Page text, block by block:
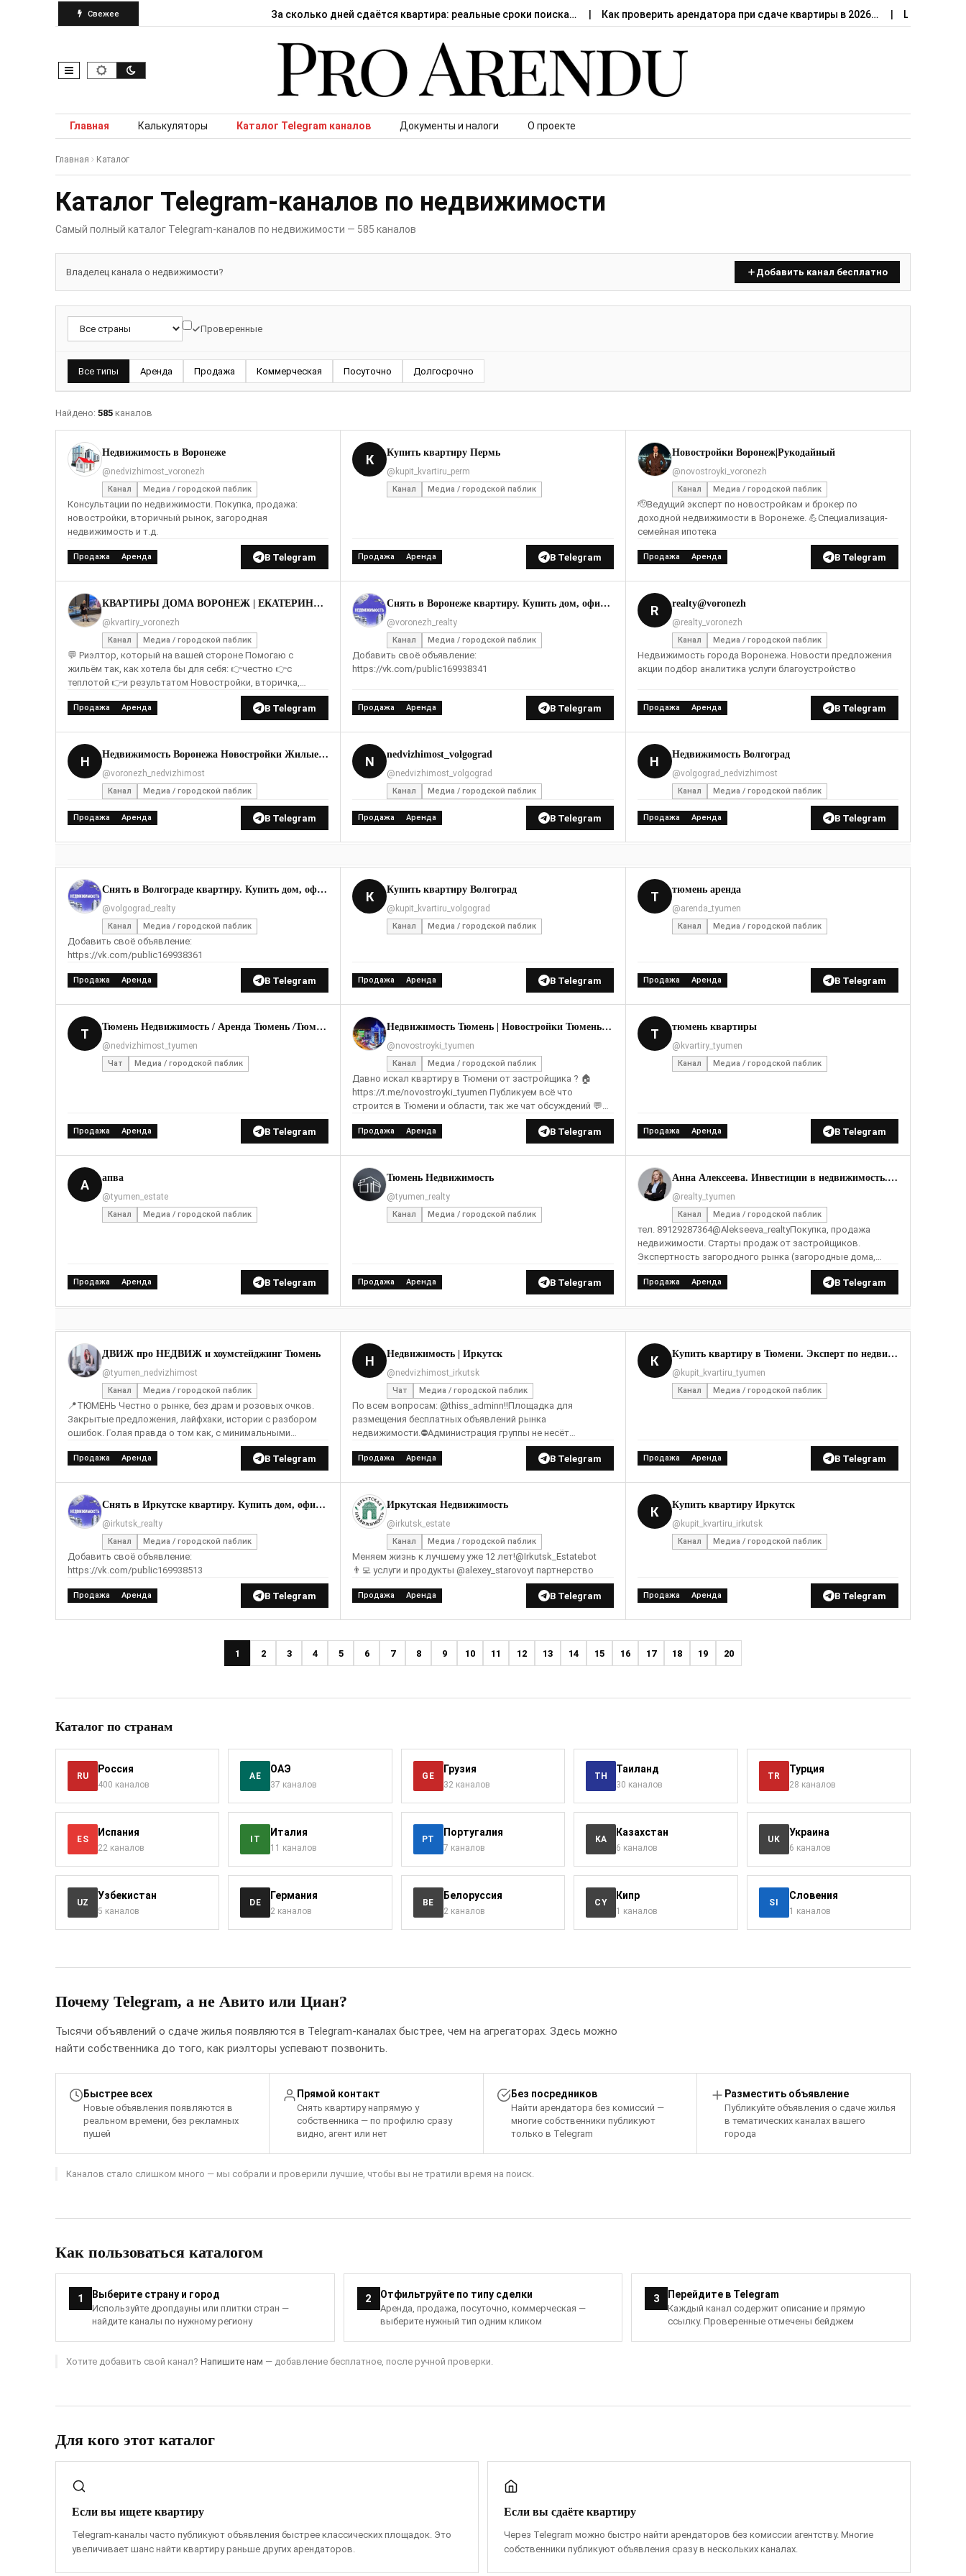
Свежее За сколько дней сдаётся квартира: реальные сроки поиска… Как проверить арендатора при сдаче квартиры в 2026… Штраф за
Skip to content
Главная Калькуляторы Каталог Telegram каналов Документы и налоги О проекте
Главная Каталог
Каталог Telegram-каналов по недвижимости
Самый полный каталог Telegram-каналов по недвижимости — 585 каналов
Владелец канала о недвижимости? Добавить канал бесплатно
Проверенные
Все типы Аренда Продажа Коммерческая Посуточно Долгосрочно
Найдено: 585 каналов
Недвижимость в Воронеже
@nedvizhimost_voronezh
Канал Медиа / городской паблик
Консультации по недвижимости. Покупка, продажа:
новостройки, вторичный рынок, загородная
недвижимость и т.д.
Продажа Аренда В Telegram
К Купить квартиру Пермь
@kupit_kvartiru_perm
Канал Медиа / городской паблик
Продажа Аренда В Telegram
Новостройки Воронеж|Рукодайный
@novostroyki_voronezh
Канал Медиа / городской паблик
🫡Ведущий эксперт по новостройкам и брокер по
доходной недвижимости в Воронеже. 💪Специализация-
семейная ипотека
Продажа Аренда В Telegram
КВАРТИРЫ ДОМА ВОРОНЕЖ | ЕКАТЕРИНА КУРБАТОВА
@kvartiry_voronezh
Канал Медиа / городской паблик
💬 Риэлтор, который на вашей стороне Помогаю с
жильём так, как хотела бы для себя: 👉честно 👉с
теплотой 👉и результатом Новостройки, вторичка,
строительство домов. Добро пожаловать!
Продажа Аренда В Telegram
Снять в Воронеже квартиру. Купить дом, офис, гараж
@voronezh_realty
Канал Медиа / городской паблик
Добавить своё объявление:
https://vk.com/public169938341
Продажа Аренда В Telegram
R realty@voronezh
@realty_voronezh
Канал Медиа / городской паблик
Недвижимость города Воронежа. Новости предложения
акции подбор аналитика услуги благоустройство
Продажа Аренда В Telegram
Н Недвижимость Воронежа Новостройки Жилые комплексы Коттеджные посёлки
@voronezh_nedvizhimost
Канал Медиа / городской паблик
Продажа Аренда В Telegram
N nedvizhimost_volgograd
@nedvizhimost_volgograd
Канал Медиа / городской паблик
Продажа Аренда В Telegram
Н Недвижимость Волгоград
@volgograd_nedvizhimost
Канал Медиа / городской паблик
Продажа Аренда В Telegram
Снять в Волгограде квартиру. Купить дом, офис, гараж
@volgograd_realty
Канал Медиа / городской паблик
Добавить своё объявление:
https://vk.com/public169938361
Продажа Аренда В Telegram
К Купить квартиру Волгоград
@kupit_kvartiru_volgograd
Канал Медиа / городской паблик
Продажа Аренда В Telegram
Т тюмень аренда
@arenda_tyumen
Канал Медиа / городской паблик
Продажа Аренда В Telegram
Т Тюмень Недвижимость / Аренда Тюмень /Тюменская аренда / Продам квартиру в Тюмени/ Сниму квартиру/ Сдам квартиру
@nedvizhimost_tyumen
Чат Медиа / городской паблик
Продажа Аренда В Telegram
Недвижимость Тюмень | Новостройки Тюмень|Квартира Тюмень / Жильё Тюмень
@novostroyki_tyumen
Канал Медиа / городской паблик
Давно искал квартиру в Тюмени от застройщика ? 🏠
https://t.me/novostroyki_tyumen Публикуем всё что
строится в Тюмени и области, так же чат обсуждений 💬
по новостройкам... Добавлены реакции для оценки
Продажа Аренда В Telegram
Т тюмень квартиры
@kvartiry_tyumen
Канал Медиа / городской паблик
Продажа Аренда В Telegram
А апва
@tyumen_estate
Канал Медиа / городской паблик
Продажа Аренда В Telegram
Тюмень Недвижимость
@tyumen_realty
Канал Медиа / городской паблик
Продажа Аренда В Telegram
Анна Алексеева. Инвестиции в недвижимость. Старт продаж новых проектов Тюмени.
@realty_tyumen
Канал Медиа / городской паблик
тел. 89129287364@Alekseeva_realtyПокупка, продажа
недвижимости. Старты продаж от застройщиков.
Экспертность загородного рынка (загородные дома,
земельные участки, строительные подряды). Одобрение
Продажа Аренда В Telegram
ДВИЖ про НЕДВИЖ и хоумстейджинг Тюмень
@tyumen_nedvizhimost
Канал Медиа / городской паблик
📍ТЮМЕНЬ Честно о рынке, без драм и розовых очков.
Закрытые предложения, лайфхаки, истории с разбором
ошибок. Голая правда о том как, с минимальными
вложениями продать недвижимость быстрее и дороже. Л
Продажа Аренда В Telegram
Н Недвижимость | Иркутск
@nedvizhimost_irkutsk
Чат Медиа / городской паблик
По всем вопросам: @thiss_adminn‼️Площадка для
размещения бесплатных объявлений рынка
недвижимости.⛔️Администрация группы не несёт
ответственности за объявления предоставленные ее
участниками.
Продажа Аренда В Telegram
К Купить квартиру в Тюмени. Эксперт по недвижимос
@kupit_kvartiru_tyumen
Канал Медиа / городской паблик
Продажа Аренда В Telegram
Снять в Иркутске квартиру. Купить дом, офис, гараж
@irkutsk_realty
Канал Медиа / городской паблик
Добавить своё объявление:
https://vk.com/public169938513
Продажа Аренда В Telegram
Иркутская Недвижимость
@irkutsk_estate
Канал Медиа / городской паблик
Меняем жизнь к лучшему уже 12 лет!@Irkutsk_Estatebot
👨‍💻 услуги и продукты @alexey_starovoyt партнерство
Продажа Аренда В Telegram
К Купить квартиру Иркутск
@kupit_kvartiru_irkutsk
Канал Медиа / городской паблик
Продажа Аренда В Telegram
1 2 3 4 5 6 7 8 9 10 11 12 13 14 15 16 17 18 19 20
Каталог по странам
RU
Россия
400 каналов
AE
ОАЭ
37 каналов
GE
Грузия
32 каналов
TH
Таиланд
30 каналов
TR
Турция
28 каналов
ES
Испания
22 каналов
IT
Италия
11 каналов
PT
Португалия
7 каналов
KA
Казахстан
6 каналов
UK
Украина
6 каналов
UZ
Узбекистан
5 каналов
DE
Германия
2 каналов
BE
Белоруссия
2 каналов
CY
Кипр
1 каналов
SI
Словения
1 каналов
Почему Telegram, а не Авито или Циан?
Тысячи объявлений о сдаче жилья появляются в Telegram-каналах быстрее, чем на агрегаторах. Здесь можно
найти собственника до того, как риэлторы успевают позвонить.
Быстрее всех
Новые объявления появляются в
реальном времени, без рекламных
пушей
Прямой контакт
Снять квартиру напрямую у
собственника — по профилю сразу
видно, агент или нет
Без посредников
Найти арендатора без комиссий —
многие собственники публикуют
только в Telegram
Разместить объявление
Публикуйте объявления о сдаче жилья
в тематических каналах вашего
города
Каналов стало слишком много — мы собрали и проверили лучшие, чтобы вы не тратили время на поиск.
Как пользоваться каталогом
1 Выберите страну и город
Используйте дропдауны или плитки стран —
найдите каналы по нужному региону
2 Отфильтруйте по типу сделки
Аренда, продажа, посуточно, коммерческая —
выберите нужный тип одним кликом
3 Перейдите в Telegram
Каждый канал содержит описание и прямую
ссылку. Проверенные отмечены бейджем
Хотите добавить свой канал? Напишите нам — добавление бесплатное, после ручной проверки.
Для кого этот каталог
Если вы ищете квартиру
Telegram-каналы часто публикуют объявления быстрее классических площадок. Это
увеличивает шанс найти квартиру раньше других арендаторов.
Если вы сдаёте квартиру
Через Telegram можно быстро найти арендаторов без комиссии агентству. Многие
собственники публикуют объявления сразу в нескольких каналах.